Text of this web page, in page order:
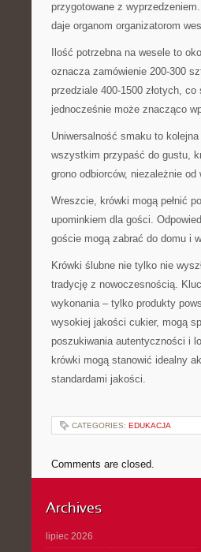
przygotowane z
daje organom organizatorom
Ilość potrzebna na wesele to
oznacza zamówienie 200-300
przedziale 400-1500 złotych,
jednocześnie może znacząco
Uniwersalność smaku to
wszystkim przypaść do gustu,
grono odbiorców, niezależnie
Wreszcie, krówki mogą pełnić
upominkiem dla gości.
goście mogą zabrać do domu i
Krówki ślubne nie tylko nie
tradycję z nowoczesnością.
wykonania – tylko produkty
wysokiej jakości cukier, mogą
poszukiwania autentyczności i
krówki mogą stanowić idealny
standardami jakości.
CATEGORIES: EDUKACJA
Comments are closed.
Archives
lipiec 2026